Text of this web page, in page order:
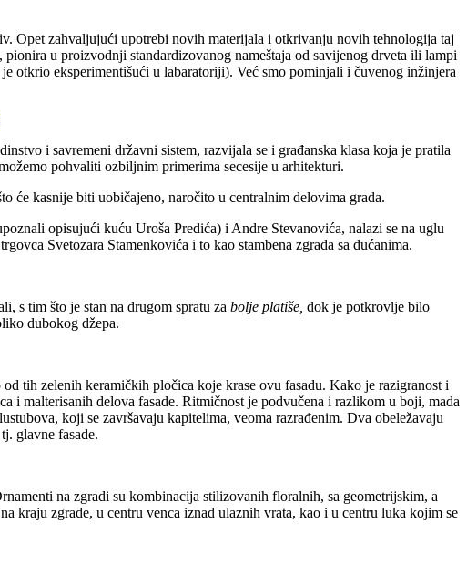
Opet zahvaljujući upotrebi novih materijala i otkrivanju novih tehnologija taj
u proizvodnji standardizovanog nameštaja od savijenog drveta ili lampi
otkrio eksperimentišući u labaratoriji). Već smo pominjali i čuvenog inžinjera
i savremeni državni sistem, razvijala se i građanska klasa koja je pratila
pohvaliti ozbiljnim primerima secesije u arhitekturi.
će kasnije biti uobičajeno, naročito u centralnim delovima grada.
opisujući kuću Uroša Predića) i Andre Stevanovića, nalazi se na uglu
Svetozara Stamenkovića i to kao stambena zgrada sa dućanima.
s tim što je stan na drugom spratu za bolje platiše, dok je potkrovlje bilo
dubokog džepa.
tih zelenih keramičkih pločica koje krase ovu fasadu. Kako je razigranost i
i malterisanih delova fasade. Ritmičnost je podvučena i razlikom u boji, mada
koji se završavaju kapitelima, veoma razrađenim. Dva obeležavaju
glavne fasade.
na zgradi su kombinacija stilizovanih floralnih, sa geometrijskim, a
kraju zgrade, u centru venca iznad ulaznih vrata, kao i u centru luka kojim se